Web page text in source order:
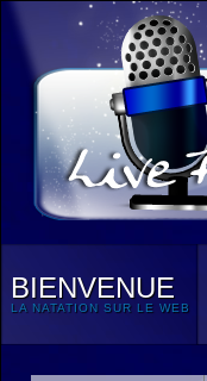
BIENVENUE
LA NATATION SUR LE WEB